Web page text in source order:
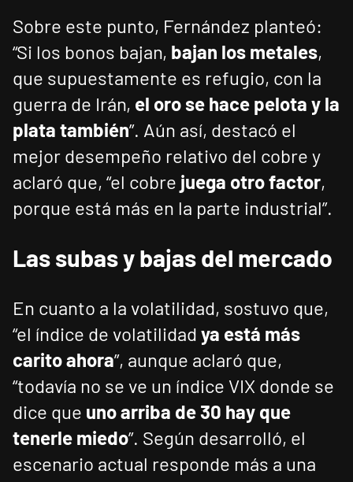
Sobre este punto, Fernández planteó:
“Si los bonos bajan, bajan los metales,
que supuestamente es refugio, con la
guerra de Irán, el oro se hace pelota y la
plata también”. Aún así, destacó el
mejor desempeño relativo del cobre y
aclaró que, “el cobre juega otro factor,
porque está más en la parte industrial”.
Las subas y bajas del mercado
En cuanto a la volatilidad, sostuvo que,
“el índice de volatilidad ya está más
carito ahora”, aunque aclaró que,
“todavía no se ve un índice VIX donde se
dice que uno arriba de 30 hay que
tenerle miedo”. Según desarrolló, el
escenario actual responde más a una